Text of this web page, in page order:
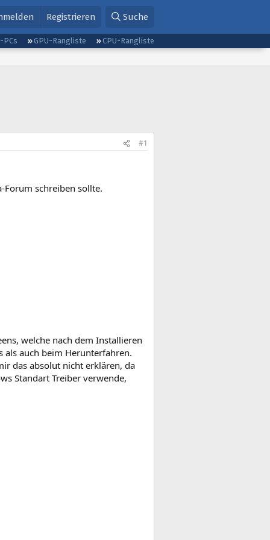
Registrieren Suche
PCs GPU-Rangliste CPU-Rangliste
#1
Forum schreiben sollte.
welche nach dem Installieren
als auch beim Herunterfahren.
das absolut nicht erklären, da
Standart Treiber verwende,